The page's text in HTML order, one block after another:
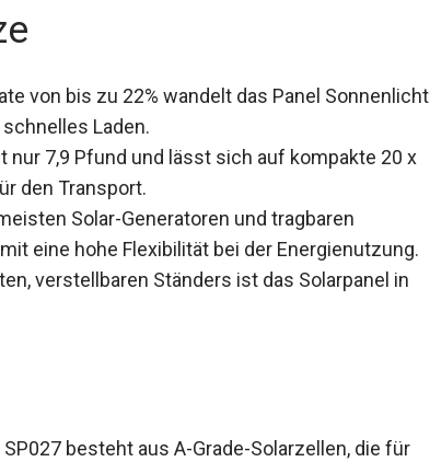
von bis zu 22% wandelt das Panel Sonnenlicht
Laden.
nur 7,9 Pfund und lässt sich auf kompakte 20 x
den Transport.
Solar-Generatoren und tragbaren
eine hohe Flexibilität bei der Energienutzung.
verstellbaren Ständers ist das Solarpanel in
SP027 besteht aus A-Grade-Solarzellen, die für